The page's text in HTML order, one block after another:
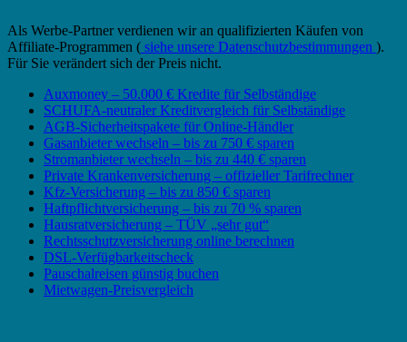
Als Werbe-Partner verdienen wir an qualifizierten Käufen von
Affiliate-Programmen ( siehe unsere Datenschutzbestimmungen ).
Für Sie verändert sich der Preis nicht.
Auxmoney – 50.000 € Kredite für Selbständige
SCHUFA-neutraler Kreditvergleich für Selbständige
AGB-Sicherheitspakete für Online-Händler
Gasanbieter wechseln – bis zu 750 € sparen
Stromanbieter wechseln – bis zu 440 € sparen
Private Krankenversicherung – offizieller Tarifrechner
Kfz-Versicherung – bis zu 850 € sparen
Haftpflichtversicherung – bis zu 70 % sparen
Hausratversicherung – TÜV „sehr gut“
Rechtsschutzversicherung online berechnen
DSL-Verfügbarkeitscheck
Pauschalreisen günstig buchen
Mietwagen-Preisvergleich